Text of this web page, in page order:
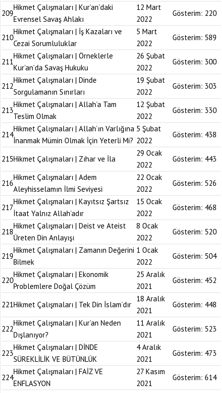
209
Hikmet Çalışmaları | Kur’an’daki
Evrensel Savaş Ahlakı
12 Mart
2022
Gösterim: 220
210
Hikmet Çalışmaları | İş Kazaları ve
Cezai Sorumluluklar
5 Mart
2022
Gösterim: 589
211
Hikmet Çalışmaları | Örneklerle
Kur’an’da Savaş Hukuku
26 Şubat
2022
Gösterim: 300
212
Hikmet Çalışmaları | Dinde
Sorgulamanın Sınırları
19 Şubat
2022
Gösterim: 303
213
Hikmet Çalışmaları | Allah’a Tam
Teslim Olmak
12 Şubat
2022
Gösterim: 330
214
Hikmet Çalışmaları | Allah’ın Varlığına
İnanmak Mümin Olmak İçin Yeterli Mi?
5 Şubat
2022
Gösterim: 438
215Hikmet Çalışmaları | Zıhar ve İla
29 Ocak
2022
Gösterim: 443
216
Hikmet Çalışmaları | Adem
Aleyhisselamın İlmi Seviyesi
22 Ocak
2022
Gösterim: 526
217
Hikmet Çalışmaları | Kayıtsız Şartsız
İtaat Yalnız Allah’adır
15 Ocak
2022
Gösterim: 468
218
Hikmet Çalışmaları | Deist ve Ateist
Üreten Din Anlayışı
8 Ocak
2022
Gösterim: 520
219
Hikmet Çalışmaları | Zamanın Değerini
Bilmek
1 Ocak
2022
Gösterim: 504
220
Hikmet Çalışmaları | Ekonomik
Problemlere Doğal Çözüm
25 Aralık
2021
Gösterim: 452
221Hikmet Çalışmaları | Tek Din İslam’dır
18 Aralık
2021
Gösterim: 448
222
Hikmet Çalışmaları | Kur’an Neden
Dışlanıyor?
11 Aralık
2021
Gösterim: 523
223
Hikmet Çalışmaları | DİNDE
SÜREKLİLİK VE BÜTÜNLÜK
4 Aralık
2021
Gösterim: 473
224
Hikmet Çalışmaları | FAİZ VE
ENFLASYON
27 Kasım
2021
Gösterim: 614